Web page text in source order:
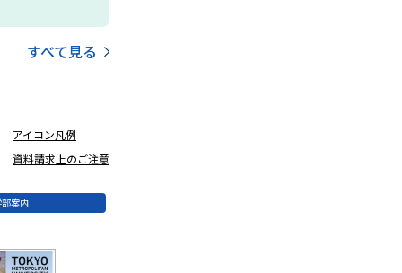
すべて見る
アイコン凡例
資料請求上のご注意
部案内